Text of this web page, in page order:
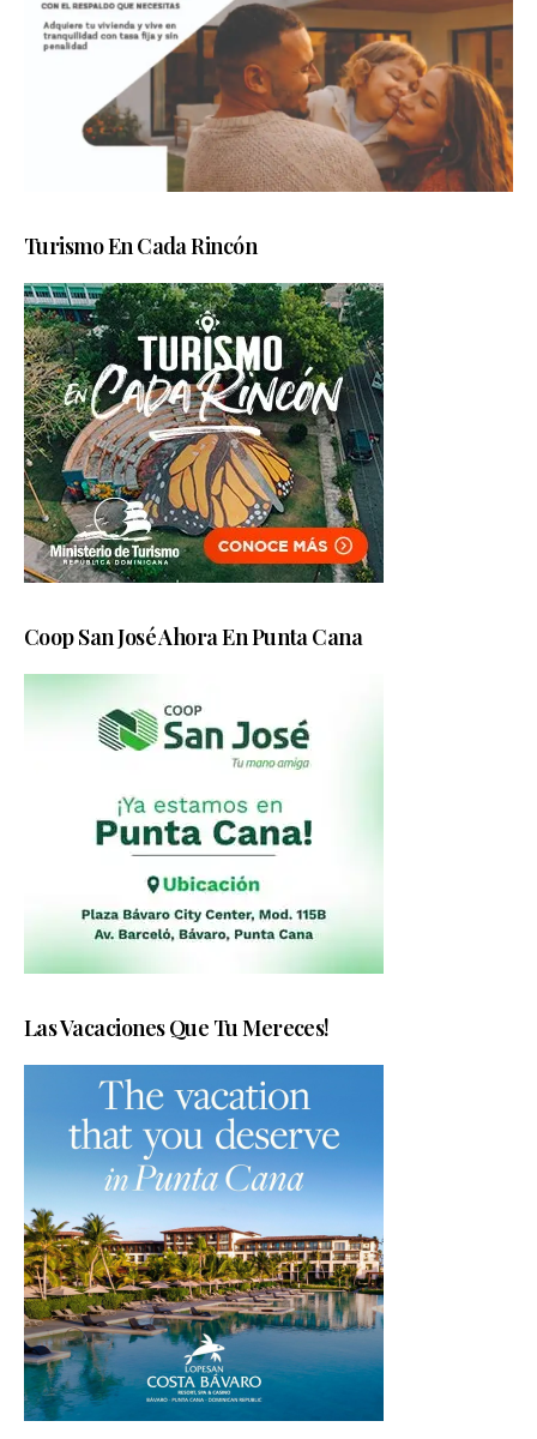
Turismo En Cada Rincón
Coop San José Ahora En Punta Cana
Las Vacaciones Que Tu Mereces!